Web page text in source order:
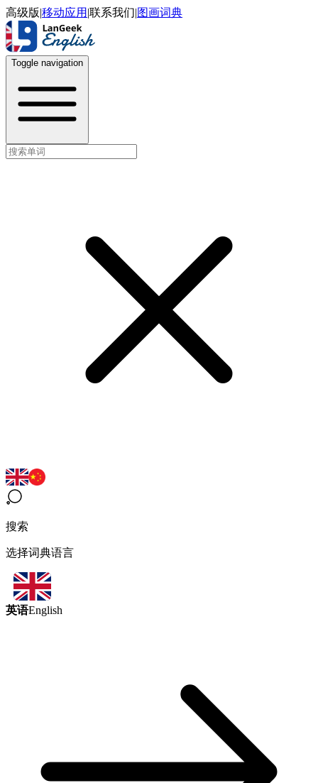
高级版|移动应用 |联系我们|图画词典
Toggle navigation
搜索
选择词典语言
英语English